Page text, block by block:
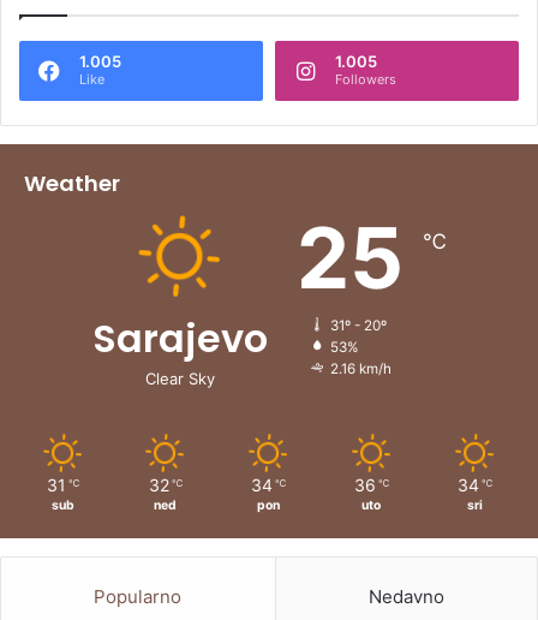
1.005
Like
1.005
Followers
Weather
Sarajevo
Clear Sky
25 ℃
31º - 20º
53%
2.16 km/h
31 ℃
sub
32 ℃
ned
34 ℃
pon
36 ℃
uto
34 ℃
sri
Popularno Nedavno